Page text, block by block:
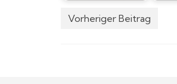
Vorheriger Beitrag